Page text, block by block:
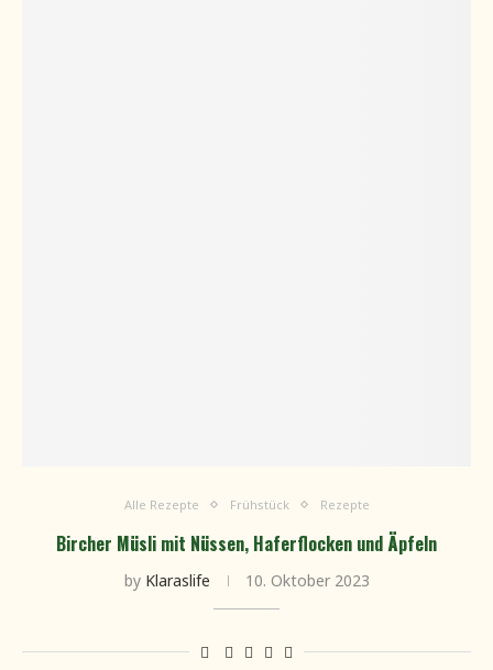
Alle Rezepte Frühstück Rezepte
Bircher Müsli mit Nüssen, Haferflocken und Äpfeln
by Klaraslife 10. Oktober 2023